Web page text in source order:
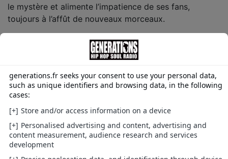
le mystère et alimente l’impatience de ses fans,
toujours à l’affût de nouveaux morceaux.